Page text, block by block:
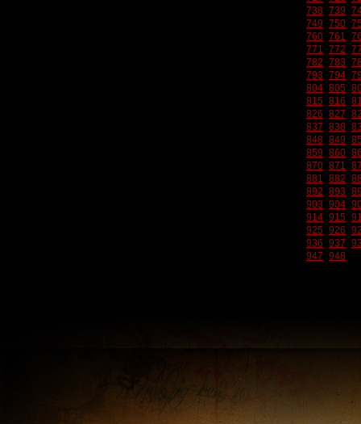
738 739
749 750
760 761
771 772
782 783
793 794
804 805
815 816
826 827
837 838
848 849
859 860
870 871
881 882
892 893
903 904
914 915
925 926
936 937
947 948